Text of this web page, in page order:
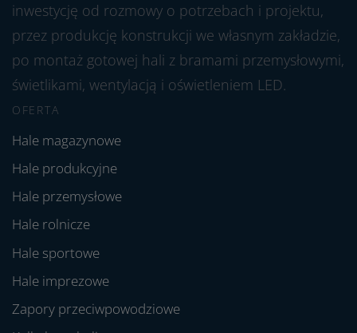
inwestycję od rozmowy o potrzebach i projektu,
przez produkcję konstrukcji we własnym zakładzie,
po montaż gotowej hali z bramami przemysłowymi,
świetlikami, wentylacją i oświetleniem LED.
OFERTA
Hale magazynowe
Hale produkcyjne
Hale przemysłowe
Hale rolnicze
Hale sportowe
Hale imprezowe
Zapory przeciwpowodziowe